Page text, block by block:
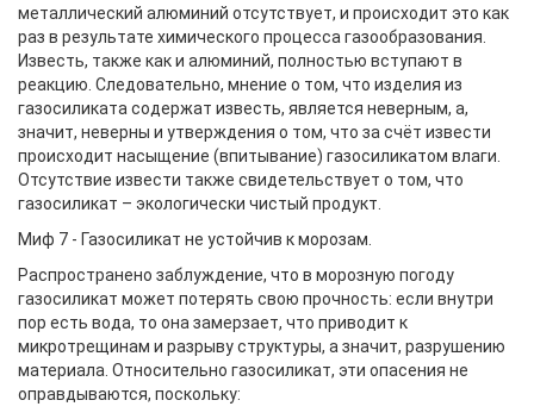
металлический алюминий отсутствует, и происходит это как
раз в результате химического процесса газообразования.
Известь, также как и алюминий, полностью вступают в
реакцию. Следовательно, мнение о том, что изделия из
газосиликата содержат известь, является неверным, а,
значит, неверны и утверждения о том, что за счёт извести
происходит насыщение (впитывание) газосиликатом влаги.
Отсутствие извести также свидетельствует о том, что
газосиликат – экологически чистый продукт.
Миф 7 - Газосиликат не устойчив к морозам.
Распространено заблуждение, что в морозную погоду
газосиликат может потерять свою прочность: если внутри
пор есть вода, то она замерзает, что приводит к
микротрещинам и разрыву структуры, а значит, разрушению
материала. Относительно газосиликат, эти опасения не
оправдываются, поскольку: